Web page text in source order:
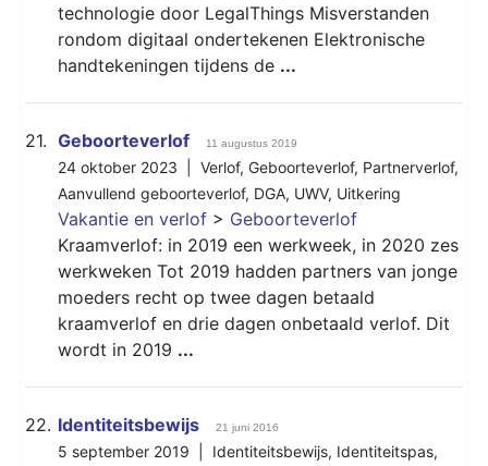
technologie door LegalThings Misverstanden
rondom digitaal ondertekenen Elektronische
handtekeningen tijdens de ...
21. Geboorteverlof 11 augustus 2019
24 oktober 2023 | Verlof, Geboorteverlof, Partnerverlof,
Aanvullend geboorteverlof, DGA, UWV, Uitkering
Vakantie en verlof > Geboorteverlof
Kraamverlof: in 2019 een werkweek, in 2020 zes
werkweken Tot 2019 hadden partners van jonge
moeders recht op twee dagen betaald
kraamverlof en drie dagen onbetaald verlof. Dit
wordt in 2019 ...
22. Identiteitsbewijs 21 juni 2016
5 september 2019 | Identiteitsbewijs, Identiteitspas,